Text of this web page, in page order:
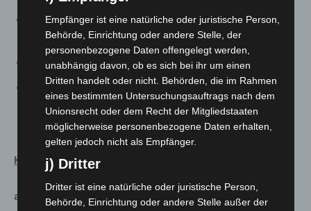
Aufnahme – Audio-Produktion mit 12 Jahreszeiten-
Liedern
Ensemble- und Orchestervideos und -audios
Jugend musiziert fand dieses Jahr digital in einem
zusammengefassten Regional- und Landes-
wettbewerb statt.
Kommunales Kino
a. Analog geschlossen:
Empfänger ist eine natürliche oder juristische Person,
Behörde, Einrichtung oder andere Stelle, der
personenbezogene Daten offengelegt werden,
unabhängig davon, ob es sich bei ihr um einen
Dritten handelt oder nicht. Behörden, die im Rahmen
eines bestimmten Untersuchungsauftrags nach dem
Unionsrecht oder dem Recht der Mitgliedstaaten
möglicherweise personenbezogene Daten erhalten,
gelten jedoch nicht als Empfänger.
j) Dritter
Dritter ist eine natürliche oder juristische Person,
Behörde, Einrichtung oder andere Stelle außer der